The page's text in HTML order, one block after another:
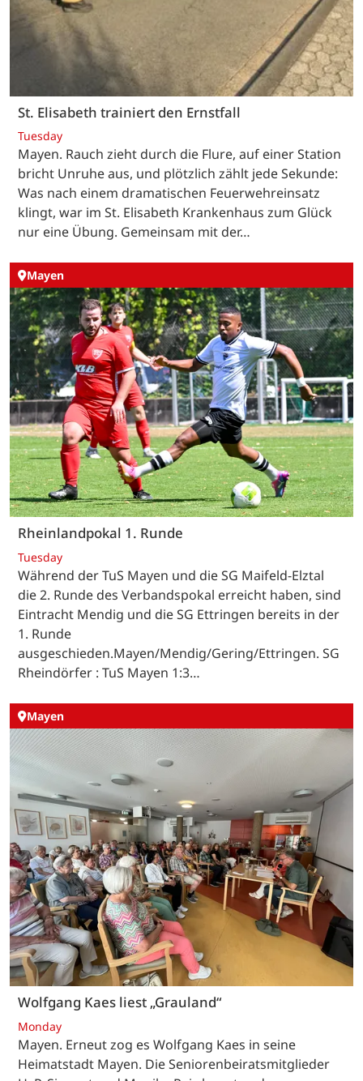
St. Elisabeth trainiert den Ernstfall
Tuesday
Mayen. Rauch zieht durch die Flure, auf einer Station
bricht Unruhe aus, und plötzlich zählt jede Sekunde:
Was nach einem dramatischen Feuerwehreinsatz
klingt, war im St. Elisabeth Krankenhaus zum Glück
nur eine Übung. Gemeinsam mit der…
Mayen
Rheinlandpokal 1. Runde
Tuesday
Während der TuS Mayen und die SG Maifeld-Elztal
die 2. Runde des Verbandspokal erreicht haben, sind
Eintracht Mendig und die SG Ettringen bereits in der
1. Runde
ausgeschieden.Mayen/Mendig/Gering/Ettringen. SG
Rheindörfer : TuS Mayen 1:3…
Mayen
Wolfgang Kaes liest „Grauland“
Monday
Mayen. Erneut zog es Wolfgang Kaes in seine
Heimatstadt Mayen. Die Seniorenbeiratsmitglieder